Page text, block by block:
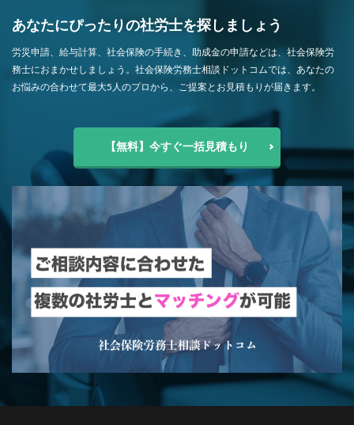
あなたにぴったりの社労士を探しましょう
労災申請、給与計算、社会保険の手続き、助成金の申請などは、社会保険労
務士におまかせしましょう。社会保険労務士相談ドットコムでは、あなたの
お悩みの合わせて最大5人のプロから、ご提案とお見積もりが届きます。
【無料】今すぐ一括見積もり